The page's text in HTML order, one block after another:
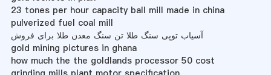
23 tones per hour capacity ball mill made in china
pulverized fuel coal mill
آسیاب توپی سنگ طلا تن سنگ معدن طلا برای فروش
gold mining pictures in ghana
how much the the goldlands processor 50 cost